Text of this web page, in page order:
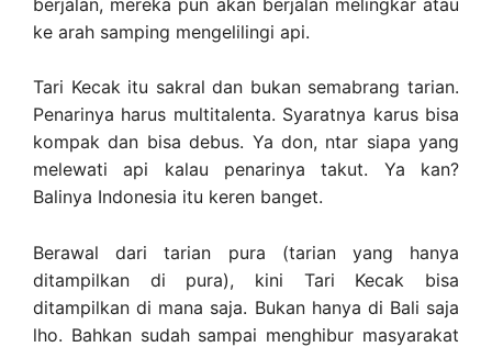
ke arah samping mengelilingi api.
Tari Kecak itu sakral dan bukan semabrang tarian.
Penarinya harus multitalenta. Syaratnya karus bisa
kompak dan bisa debus. Ya don, ntar siapa yang
melewati api kalau penarinya takut. Ya kan?
Balinya Indonesia itu keren banget.
Berawal dari tarian pura (tarian yang hanya
ditampilkan di pura), kini Tari Kecak bisa
ditampilkan di mana saja. Bukan hanya di Bali saja
lho. Bahkan sudah sampai menghibur masyarakat